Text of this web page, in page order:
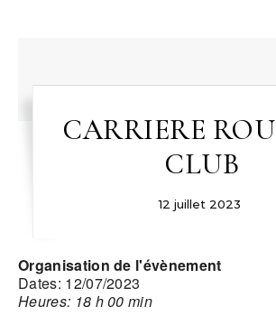
CARRIERE
CLUB
12 juillet 2023
Organisation de l'évènement
Dates: 12/07/2023
Heures: 18 h 00 min